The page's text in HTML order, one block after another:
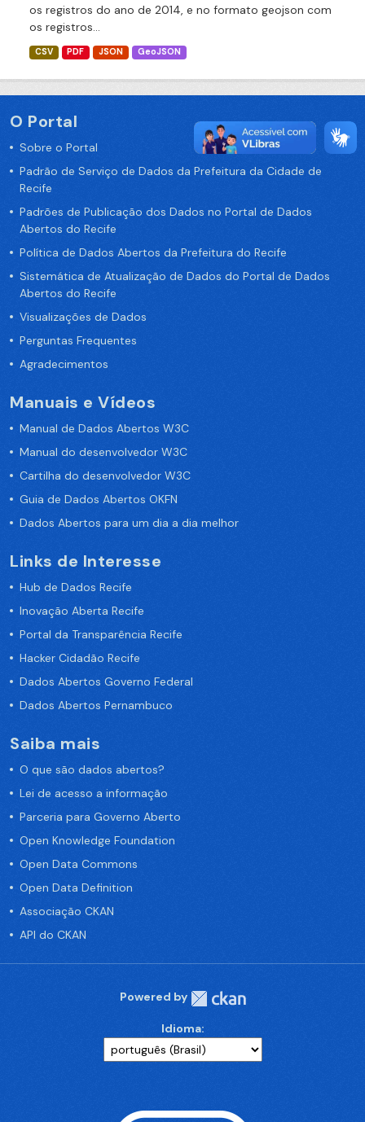
os registros do ano de 2014, e no formato geojson com
os registros...
CSV PDF JSON GeoJSON
O Portal
Sobre o Portal
Padrão de Serviço de Dados da Prefeitura da Cidade de
Recife
Padrões de Publicação dos Dados no Portal de Dados
Abertos do Recife
Política de Dados Abertos da Prefeitura do Recife
Sistemática de Atualização de Dados do Portal de Dados
Abertos do Recife
Visualizações de Dados
Perguntas Frequentes
Agradecimentos
Manuais e Vídeos
Manual de Dados Abertos W3C
Manual do desenvolvedor W3C
Cartilha do desenvolvedor W3C
Guia de Dados Abertos OKFN
Dados Abertos para um dia a dia melhor
Links de Interesse
Hub de Dados Recife
Inovação Aberta Recife
Portal da Transparência Recife
Hacker Cidadão Recife
Dados Abertos Governo Federal
Dados Abertos Pernambuco
Saiba mais
O que são dados abertos?
Lei de acesso a informação
Parceria para Governo Aberto
Open Knowledge Foundation
Open Data Commons
Open Data Definition
Associação CKAN
API do CKAN
Powered by
Idioma